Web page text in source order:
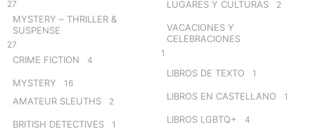
27
MYSTERY – THRILLER &
SUSPENSE
27
CRIME FICTION 4
MYSTERY 16
AMATEUR SLEUTHS 2
BRITISH DETECTIVES 1
LUGARES Y CULTURAS 2
VACACIONES Y
CELEBRACIONES
1
LIBROS DE TEXTO 1
LIBROS EN CASTELLANO 1
LIBROS LGBTQ+ 4